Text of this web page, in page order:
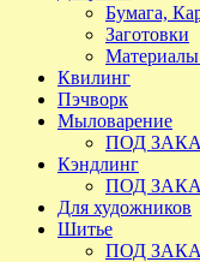
Бумага,
Заготовки
Материалы
Квилинг
Пэчворк
Мыловарение
ПОД
Кэндлинг
ПОД
Для художников
Шитье
ПОД